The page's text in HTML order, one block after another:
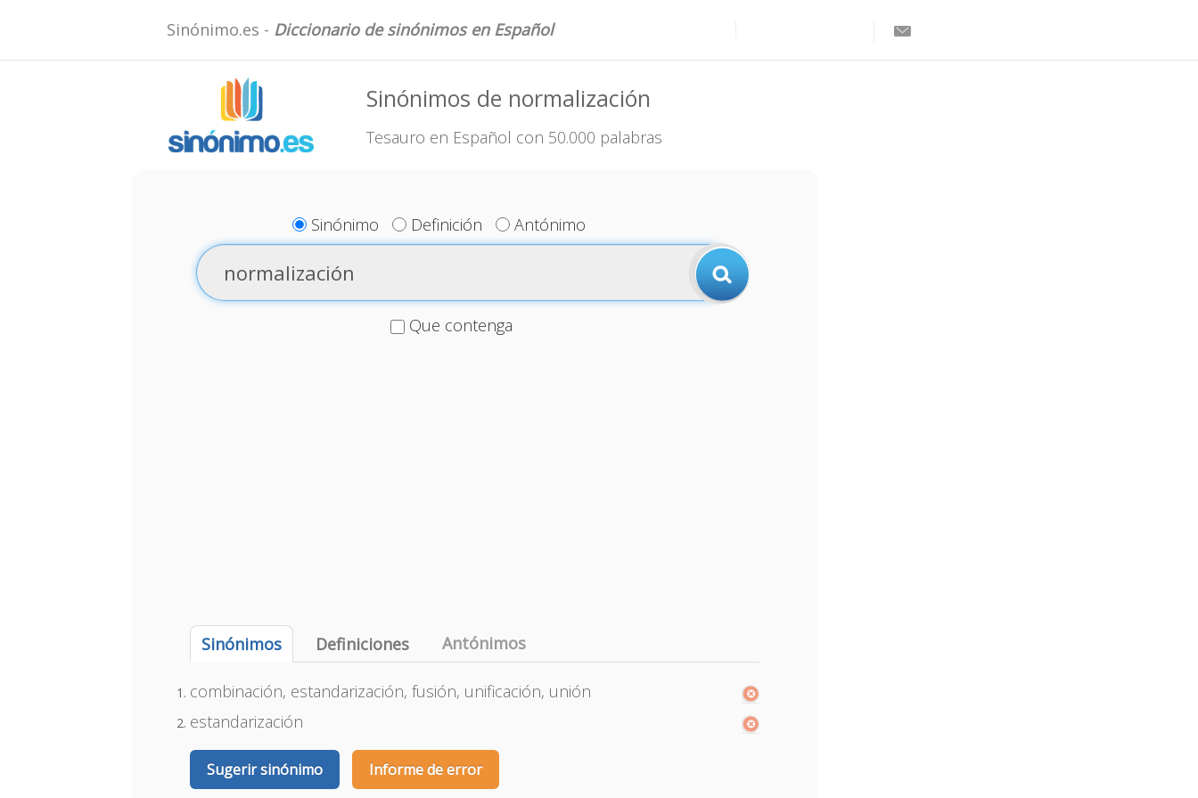
Sinónimo.es - Diccionario de sinónimos en Español
Sinónimos de normalización
Tesauro en Español con 50.000 palabras
Sinónimo Definición Antónimo
Que contenga
Sinónimos Definiciones Antónimos
combinación, estandarización, fusión, unificación, unión
estandarización
Sugerir sinónimo Informe de error